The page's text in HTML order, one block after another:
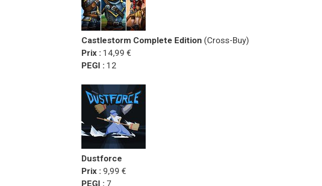
Castlestorm Complete Edition (Cross-Buy)
Prix : 14,99 €
PEGI : 12
Dustforce
Prix : 9,99 €
PEGI : 7